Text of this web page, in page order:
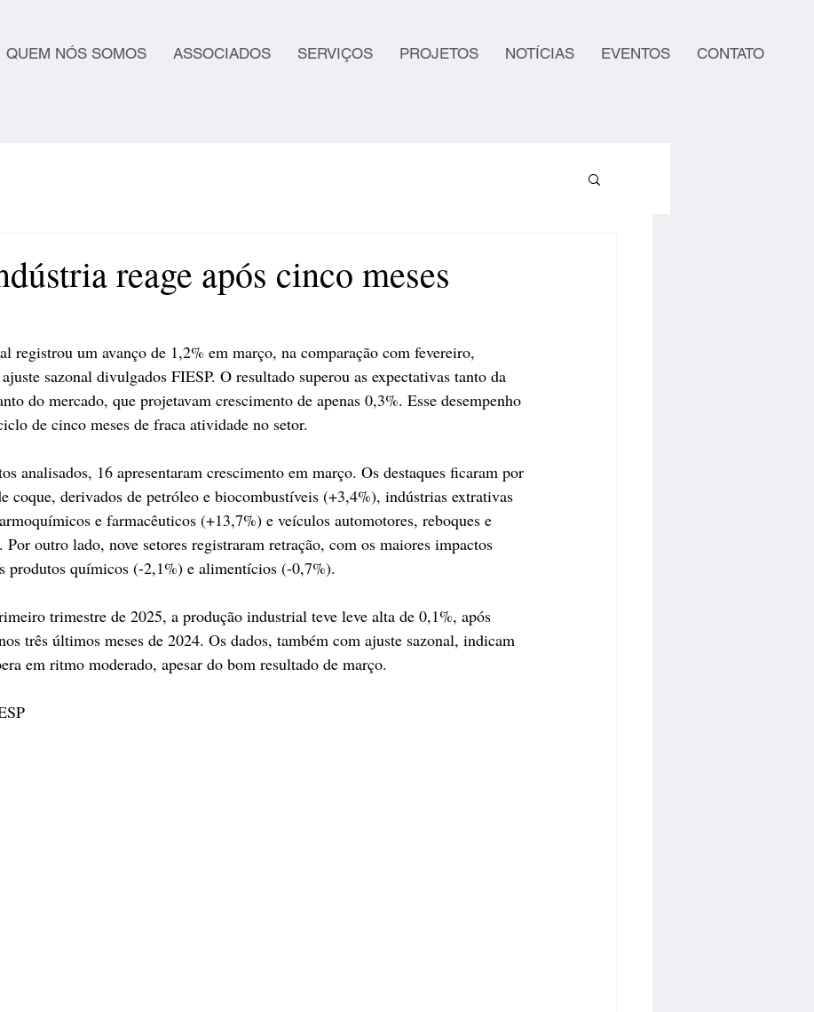
QUEM NÓS SOMOS ASSOCIADOS SERVIÇOS PROJETOS NOTÍCIAS EVENTOS CONTATO
reage após cinco meses
registrou um avanço de 1,2% em março, na comparação com fevereiro,
sazonal divulgados FIESP. O resultado superou as expectativas tanto da
do mercado, que projetavam crescimento de apenas 0,3%. Esse desempenho
de cinco meses de fraca atividade no setor.
analisados, 16 apresentaram crescimento em março. Os destaques ficaram por
coque, derivados de petróleo e biocombustíveis (+3,4%), indústrias extrativas
e farmacêuticos (+13,7%) e veículos automotores, reboques e
outro lado, nove setores registraram retração, com os maiores impactos
produtos químicos (-2,1%) e alimentícios (-0,7%).
trimestre de 2025, a produção industrial teve leve alta de 0,1%, após
três últimos meses de 2024. Os dados, também com ajuste sazonal, indicam
em ritmo moderado, apesar do bom resultado de março.